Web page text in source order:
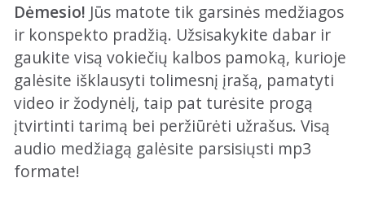
Dėmesio! Jūs matote tik garsinės medžiagos
ir konspekto pradžią. Užsisakykite dabar ir
gaukite visą vokiečių kalbos pamoką, kurioje
galėsite išklausyti tolimesnį įrašą, pamatyti
video ir žodynėlį, taip pat turėsite progą
įtvirtinti tarimą bei peržiūrėti užrašus. Visą
audio medžiagą galėsite parsisiųsti mp3
formate!